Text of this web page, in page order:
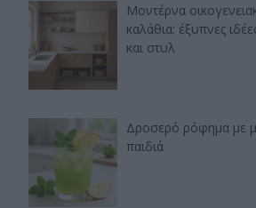
Μοντέρνα
καλάθια: έξυπνες
και στυλ
Δροσερό ρόφημα με
παιδιά